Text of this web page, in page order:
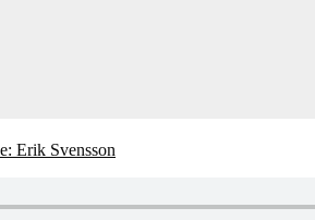
& FILIPH
Erik Svensson